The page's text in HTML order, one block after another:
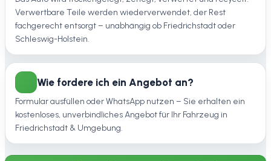
Verwertbare Teile werden wiederverwendet, der Rest
fachgerecht entsorgt – unabhängig ob Friedrichstadt oder
Schleswig-Holstein.
Wie fordere ich ein Angebot an?
Formular ausfüllen oder WhatsApp nutzen – Sie erhalten ein
kostenloses, unverbindliches Angebot für Ihr Fahrzeug in
Friedrichstadt & Umgebung.